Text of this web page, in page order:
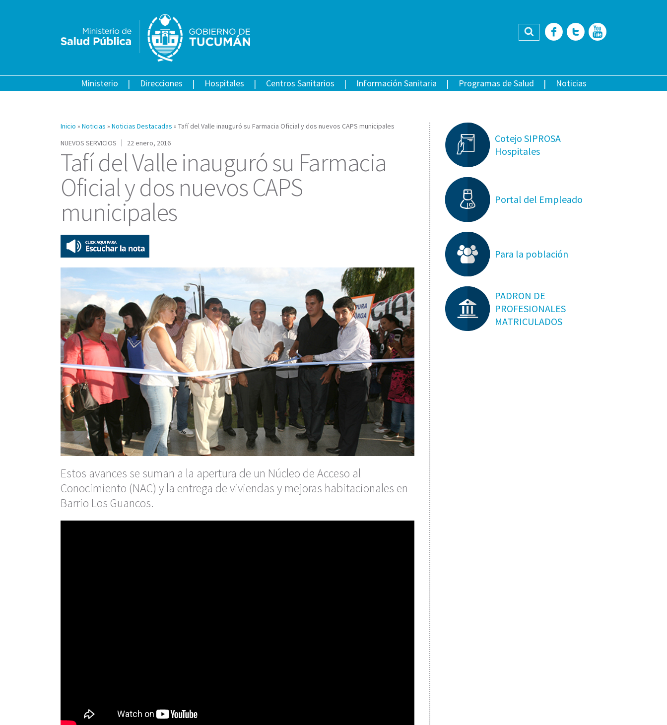
Buscar Facebook
Twitter
Ministerio Direcciones Hospitales Centros Sanitarios Información Sanitaria Programas de Salud Noticias
Inicio » Noticias » Noticias Destacadas » Tafí del Valle inauguró su Farmacia Oficial y dos nuevos CAPS municipales
NUEVOS SERVICIOS
22 enero, 2016
Tafí del Valle inauguró su Farmacia
Oficial y dos nuevos CAPS
municipales
Estos avances se suman a la apertura de un Núcleo de Acceso al
Conocimiento (NAC) y la entrega de viviendas y mejoras habitacionales en
Barrio Los Guancos.
Cotejo SIPROSA
Hospitales
Portal del Empleado
Para la población
PADRON DE
PROFESIONALES
MATRICULADOS